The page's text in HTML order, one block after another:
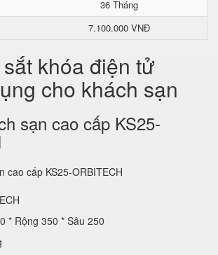
36 Tháng
7.100.000 VNĐ
khóa điện tử
cho khách sạn
sạn cao cấp KS25-
* Rộng 350 * Sâu 250